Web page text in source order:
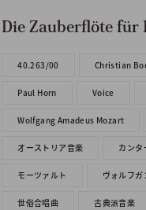
Die Zauberflöte für
40.263/00 Christian
Paul Horn Voice
Wolfgang Amadeus Mozart
オーストリア音楽 カンタ
モーツァルト ヴォルフ
世俗合唱曲 古典派音楽